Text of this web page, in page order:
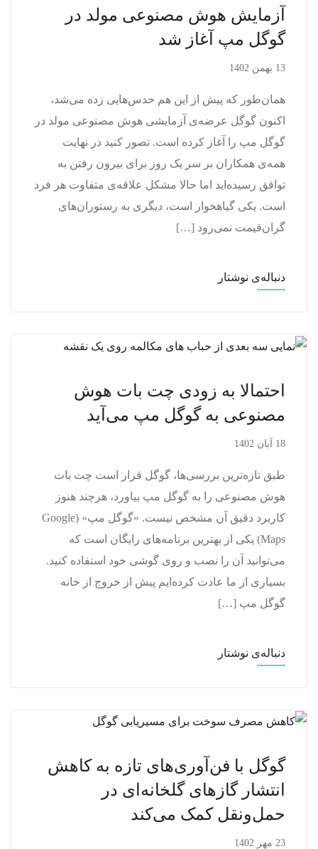
آزمایش هوش مصنوعی مولد در
گوگل مپ آغاز شد
13 بهمن 1402
همان‌طور که پیش از این هم حدس‌هایی زده می‌شد،
اکنون گوگل عرضه‌ی آزمایشی هوش مصنوعی مولد در
گوگل مپ را آغاز کرده است. تصور کنید در نهایت
همه‌ی همکاران بر سر یک روز برای بیرون رفتن به
توافق رسیده‌اید اما حالا مشکل علاقه‌ی متفاوت هر فرد
است. یکی گیاهخوار است، دیگری به رستوران‌های
گران‌قیمت نمی‌رود […]
دنباله‌ی نوشتار
احتمالا به زودی چت بات هوش
مصنوعی به گوگل مپ می‌آید
18 آبان 1402
طبق تازه‌ترین بررسی‌ها، گوگل قرار است چت بات
هوش مصنوعی را به گوگل مپ بیاورد، هرچند هنوز
کاربرد دقیق آن مشخص نیست. «گوگل مپ» (Google
Maps) یکی از بهترین برنامه‌های رایگان است که
می‌توانید آن را نصب و روی گوشی خود استفاده کنید.
بسیاری از ما عادت کرده‌ایم پیش از خروج از خانه
گوگل مپ […]
دنباله‌ی نوشتار
گوگل با فن‌آوری‌های تازه به کاهش
انتشار گازهای گلخانه‌ای در
حمل‌ونقل کمک می‌کند
23 مهر 1402